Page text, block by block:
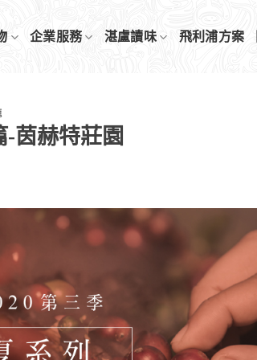
企業服務 湛盧讀味 飛利浦方案
茵赫特莊園